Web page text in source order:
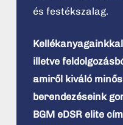
és festékszalag.
illetve
amiről kiváló
berendezéseink
BGM eDSR elite